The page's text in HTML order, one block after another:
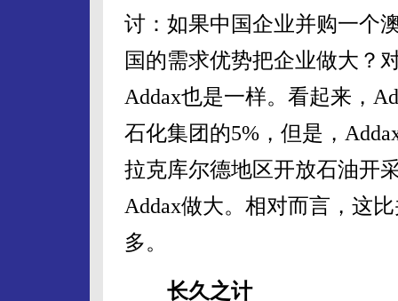
讨：如果中国企业并购一个
国的需求优势把企业做大？
Addax也是一样。看起来，
石化集团的5%，但是，
拉克库尔德地区开放石油开
Addax做大。相对而言，这
多。
长久之计